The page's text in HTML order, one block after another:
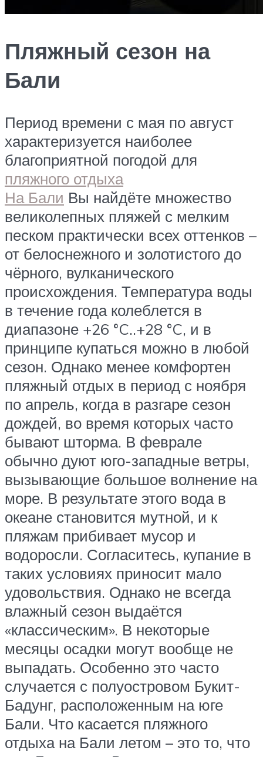
Пляжный сезон на
Бали
Период времени с мая по август
характеризуется наиболее
благоприятной погодой для
пляжного отдыха
На Бали Вы найдёте множество
великолепных пляжей с мелким
песком практически всех оттенков –
от белоснежного и золотистого до
чёрного, вулканического
происхождения. Температура воды
в течение года колеблется в
диапазоне +26 °C..+28 °C, и в
принципе купаться можно в любой
сезон. Однако менее комфортен
пляжный отдых в период с ноября
по апрель, когда в разгаре сезон
дождей, во время которых часто
бывают шторма. В феврале
обычно дуют юго-западные ветры,
вызывающие большое волнение на
море. В результате этого вода в
океане становится мутной, и к
пляжам прибивает мусор и
водоросли. Согласитесь, купание в
таких условиях приносит мало
удовольствия. Однако не всегда
влажный сезон выдаётся
«классическим». В некоторые
месяцы осадки могут вообще не
выпадать. Особенно это часто
случается с полуостровом Букит-
Бадунг, расположенным на юге
Бали. Что касается пляжного
отдыха на Бали летом – это то, что